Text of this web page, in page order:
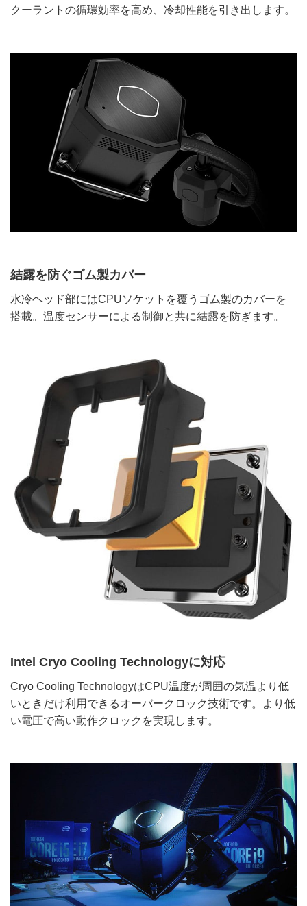
クーラントの循環効率を高め、冷却性能を引き出します。
結露を防ぐゴム製カバー
水冷ヘッド部にはCPUソケットを覆うゴム製のカバーを
搭載。温度センサーによる制御と共に結露を防ぎます。
Intel Cryo Cooling Technologyに対応
Cryo Cooling TechnologyはCPU温度が周囲の気温より低
いときだけ利用できるオーバークロック技術です。より低
い電圧で高い動作クロックを実現します。